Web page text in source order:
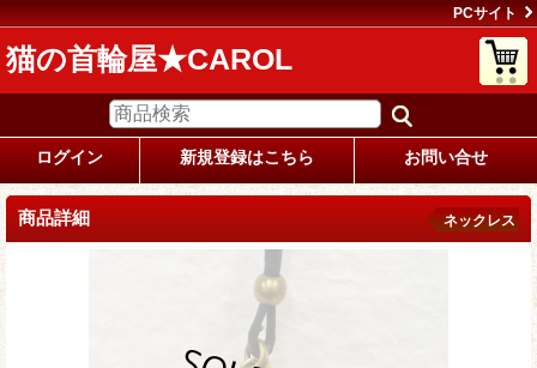
PCサイト
猫の首輪屋★CAROL
ログイン 新規登録はこちら お問い合せ
商品詳細 ネックレス